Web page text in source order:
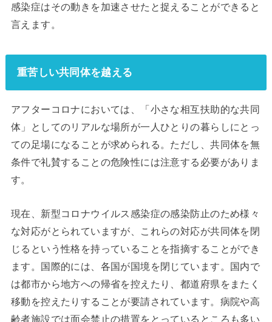
感染症はその動きを加速させたと捉えることができると
言えます。
重苦しい共同体を越える
アフターコロナにおいては、「小さな相互扶助的な共同
体」としてのリアルな場所が一人ひとりの暮らしにとっ
ての足場になることが求められる。ただし、共同体を無
条件で礼賛することの危険性には注意する必要がありま
す。
現在、新型コロナウイルス感染症の感染防止のため様々
な対応がとられていますが、これらの対応が共同体を閉
じるという性格を持っていることを指摘することができ
ます。国際的には、各国が国境を閉じています。国内で
は都市から地方への帰省を控えたり、都道府県をまたく
移動を控えたりすることが要請されています。病院や高
齢者施設では面会禁止の措置をとっているところも多い